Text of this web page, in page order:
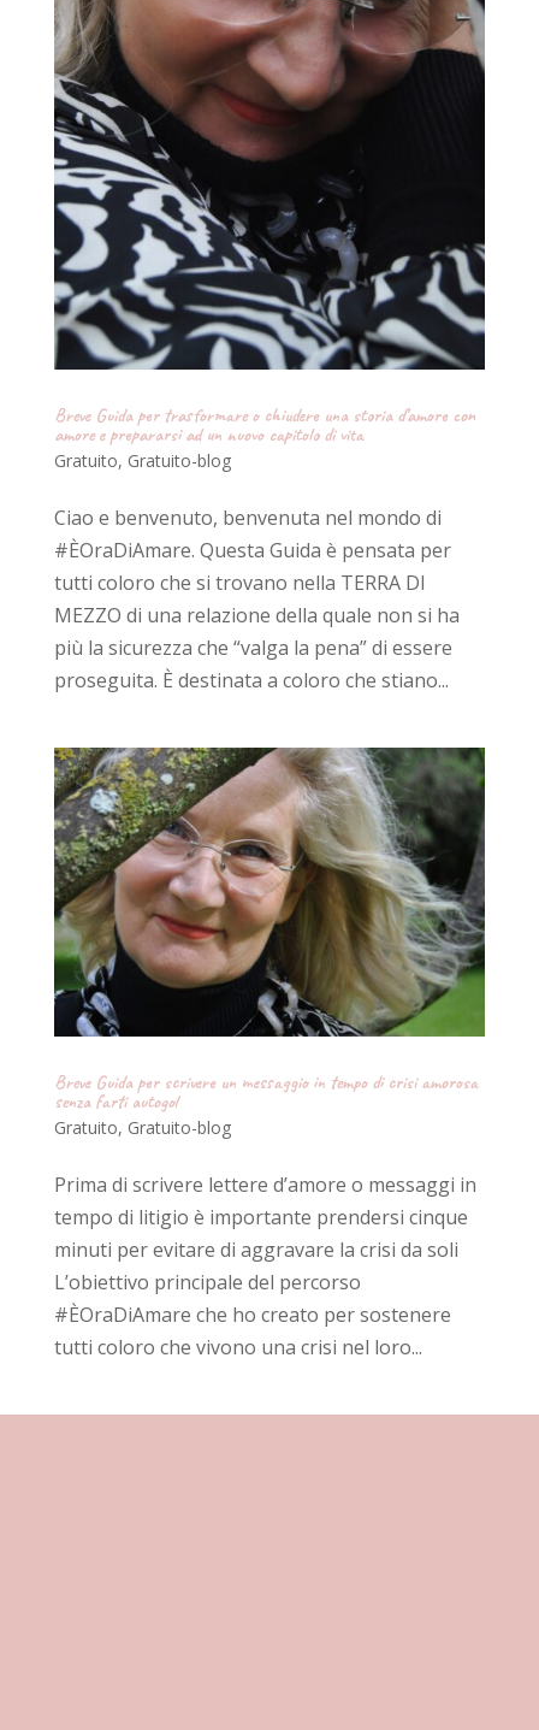
Breve Guida per trasformare o chiudere una storia d’amore con
amore e prepararsi ad un nuovo capitolo di vita
Gratuito, Gratuito-blog
Ciao e benvenuto, benvenuta nel mondo di
#ÈOraDiAmare. Questa Guida è pensata per
tutti coloro che si trovano nella TERRA DI
MEZZO di una relazione della quale non si ha
più la sicurezza che “valga la pena” di essere
proseguita. È destinata a coloro che stiano...
Breve Guida per scrivere un messaggio in tempo di crisi amorosa
senza farti autogol
Gratuito, Gratuito-blog
Prima di scrivere lettere d’amore o messaggi in
tempo di litigio è importante prendersi cinque
minuti per evitare di aggravare la crisi da soli
L’obiettivo principale del percorso
#ÈOraDiAmare che ho creato per sostenere
tutti coloro che vivono una crisi nel loro...